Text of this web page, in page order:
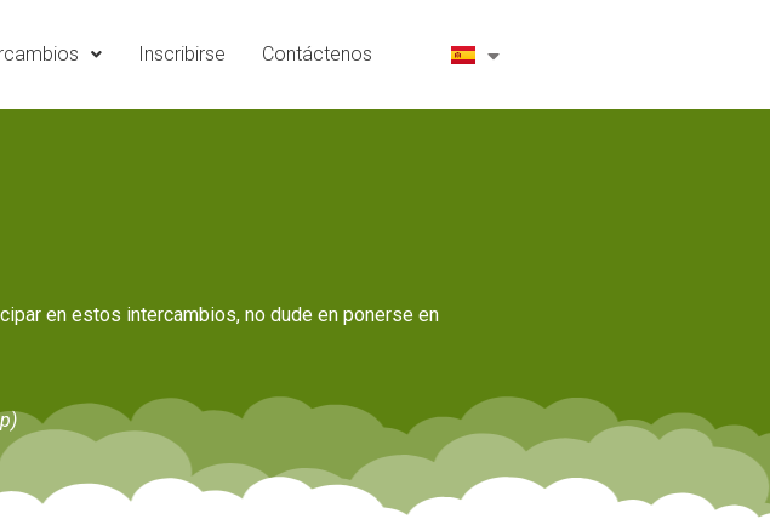
Inscribirse Contáctenos
en estos intercambios, no dude en ponerse en